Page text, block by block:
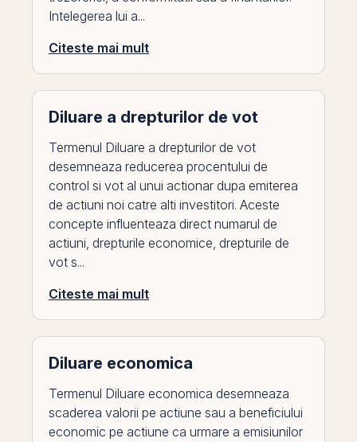
Intelegerea lui a...
Citeste mai mult
Diluare a drepturilor de vot
Termenul Diluare a drepturilor de vot
desemneaza reducerea procentului de
control si vot al unui actionar dupa emiterea
de actiuni noi catre alti investitori. Aceste
concepte influenteaza direct numarul de
actiuni, drepturile economice, drepturile de
vot s...
Citeste mai mult
Diluare economica
Termenul Diluare economica desemneaza
scaderea valorii pe actiune sau a beneficiului
economic pe actiune ca urmare a emisiunilor